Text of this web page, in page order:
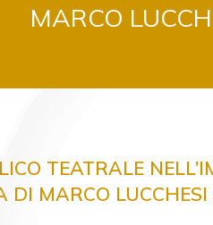
MARCO
TEATRALE
DI MARCO